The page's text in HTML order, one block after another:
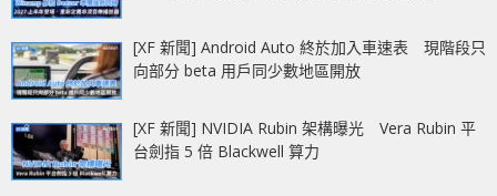
[XF 新聞] Android Auto 終於加入車速表 現階段只
向部分 beta 用戶同少數地區開放
[XF 新聞] NVIDIA Rubin 架構曝光 Vera Rubin 平
台劍指 5 倍 Blackwell 算力